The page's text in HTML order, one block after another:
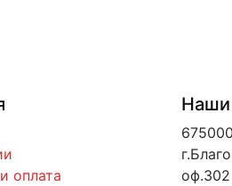
оплата
Наши
оф.302